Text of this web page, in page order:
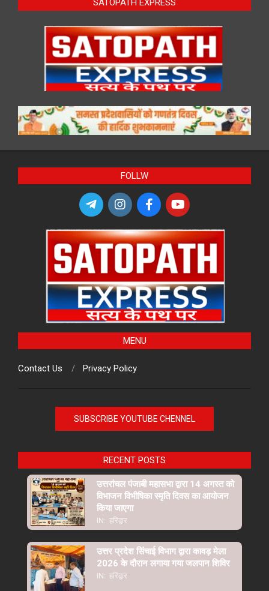
SATOPATH EXPRESS
FOLLW
MENU
Contact Us Privacy Policy
SUBSCRIBE YOUTUBE CHENNEL
RECENT POSTS
उत्तरांचल पंजाबी महासभा द्वारा 14 अगस्त को
विभाजन विभीषिका स्मृति दिवस का आयोजन
किया जाएगा
IN: हरिद्वार
उत्तर प्रदेश सिंचाई विभाग द्वारा कावड़ मेला
2026 के दौरान लगाया गया जलपान शिविर
IN: हरिद्वार